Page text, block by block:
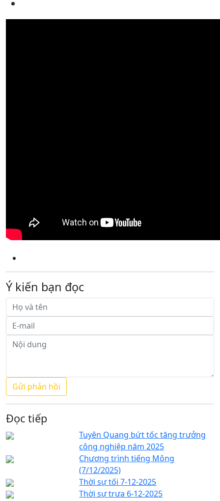
Ý kiến bạn đọc
Đọc tiếp
Tuyên Quang bứt tốc tăng trưởng
công nghiệp năm 2025
Chương trình tiếng Mông
(7/12/2025)
Thời sự tối 7-12-2025
Thời sự trưa 6-12-2025